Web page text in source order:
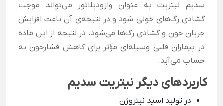
سدیم نیتریت به عنوان وازودیلاتور می‌تواند موجب
گشادی رگ‌های خونی شود و در نتیجه‌ی آن باعث افزایش
جریان خون و گشادی رگ‌ها می‌شود. در نتیجه از این ماده
در بیماران قلبی وسیله‌ای مؤثر برای کاهش فشارخون به
حساب می‌آید.
کاربردهای دیگر نیتریت سدیم
در تولید اسید نیتروژن